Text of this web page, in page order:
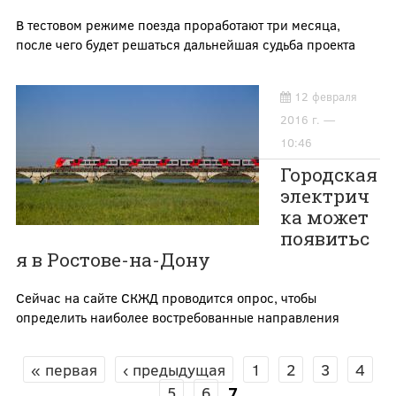
В тестовом режиме поезда проработают три месяца,
после чего будет решаться дальнейшая судьба проекта
12 февраля
2016 г. —
10:46
Городская
электрич
ка может
появитьс
я в Ростове-на-Дону
Сейчас на сайте СКЖД проводится опрос, чтобы
определить наиболее востребованные направления
СТРАНИЦЫ
« первая ‹ предыдущая 1 2 3
4